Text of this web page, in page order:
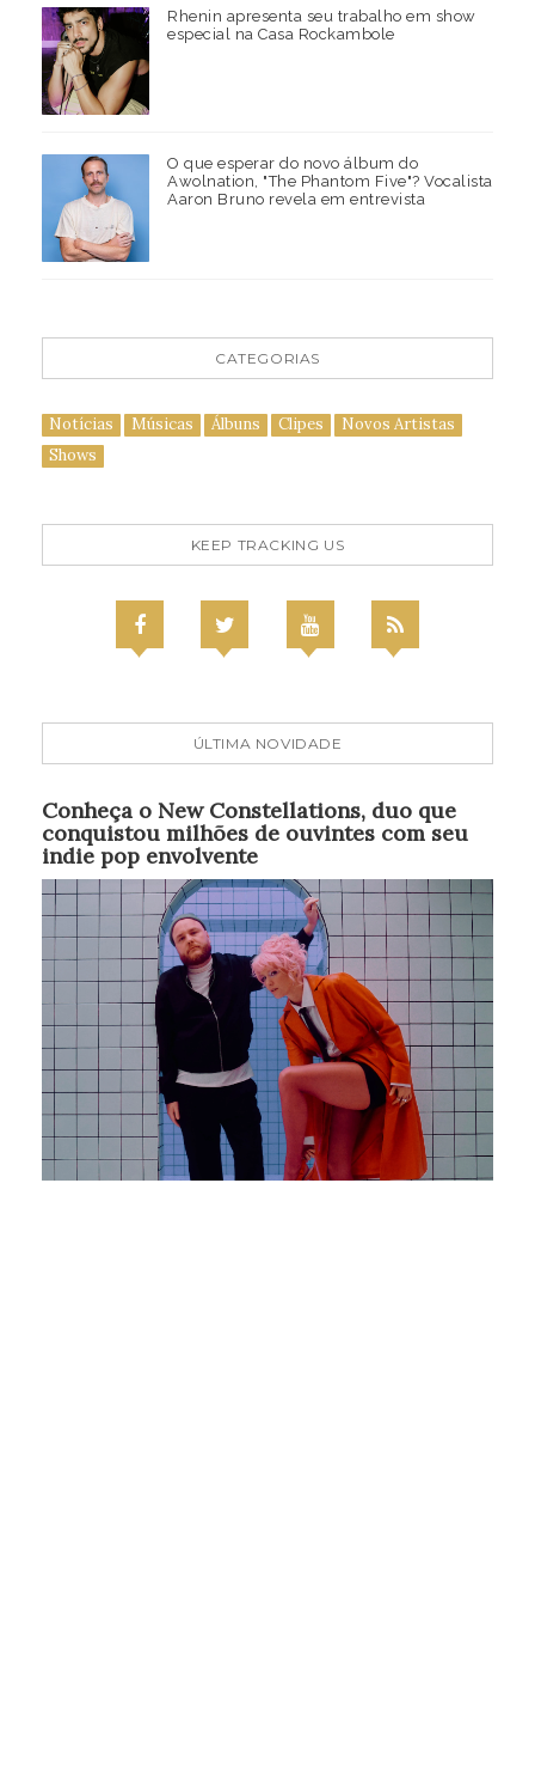
Rhenin apresenta seu trabalho em show
especial na Casa Rockambole
O que esperar do novo álbum do
Awolnation, "The Phantom Five"? Vocalista
Aaron Bruno revela em entrevista
CATEGORIAS
Notícias Músicas Álbuns Clipes
Novos Artistas
Shows
KEEP TRACKING US
ÚLTIMA NOVIDADE
Conheça o New Constellations, duo que
conquistou milhões de ouvintes com seu
indie pop envolvente